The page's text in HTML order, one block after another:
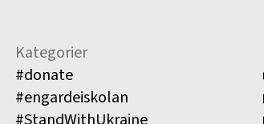
Kategorier
#donate
#engardeiskolan